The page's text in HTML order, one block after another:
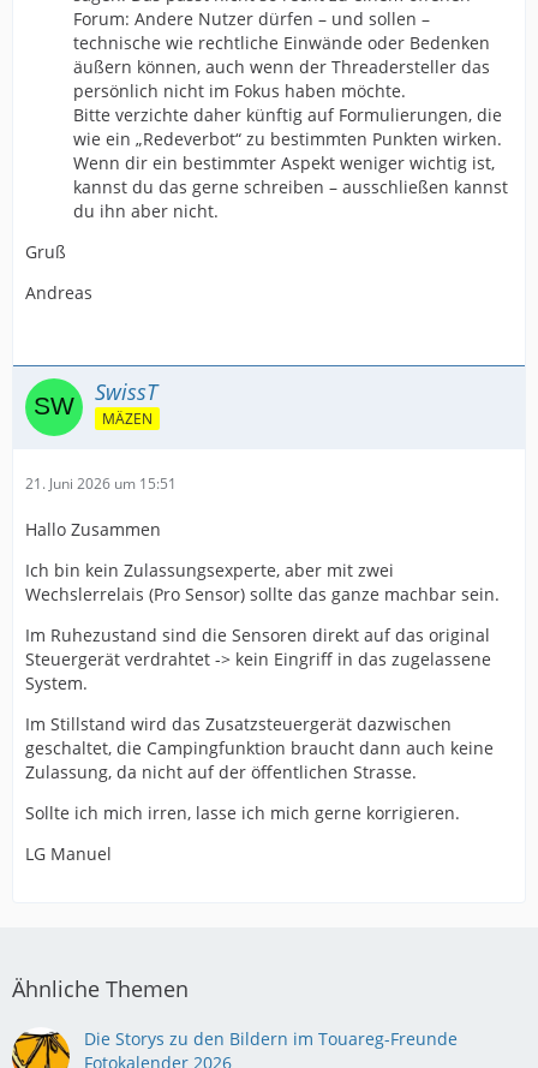
Forum: Andere Nutzer dürfen – und sollen –
technische wie rechtliche Einwände oder Bedenken
äußern können, auch wenn der Threadersteller das
persönlich nicht im Fokus haben möchte.
Bitte verzichte daher künftig auf Formulierungen, die
wie ein „Redeverbot“ zu bestimmten Punkten wirken.
Wenn dir ein bestimmter Aspekt weniger wichtig ist,
kannst du das gerne schreiben – ausschließen kannst
du ihn aber nicht.
Gruß
Andreas
SwissT
MÄZEN
21. Juni 2026 um 15:51
Hallo Zusammen
Ich bin kein Zulassungsexperte, aber mit zwei
Wechslerrelais (Pro Sensor) sollte das ganze machbar sein.
Im Ruhezustand sind die Sensoren direkt auf das original
Steuergerät verdrahtet -> kein Eingriff in das zugelassene
System.
Im Stillstand wird das Zusatzsteuergerät dazwischen
geschaltet, die Campingfunktion braucht dann auch keine
Zulassung, da nicht auf der öffentlichen Strasse.
Sollte ich mich irren, lasse ich mich gerne korrigieren.
LG Manuel
Ähnliche Themen
Die Storys zu den Bildern im Touareg-Freunde
Fotokalender 2026